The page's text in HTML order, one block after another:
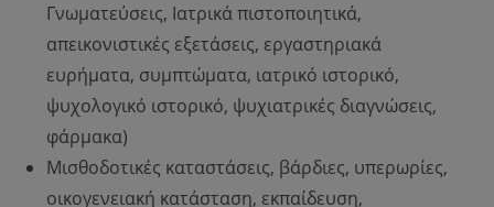
Γνωματεύσεις, Ιατρικά πιστοποιητικά,
απεικονιστικές εξετάσεις, εργαστηριακά
ευρήματα, συμπτώματα, ιατρικό ιστορικό,
ψυχολογικό ιστορικό, ψυχιατρικές διαγνώσεις,
φάρμακα)
Μισθοδοτικές καταστάσεις, βάρδιες, υπερωρίες,
οικογενειακή κατάσταση, εκπαίδευση,